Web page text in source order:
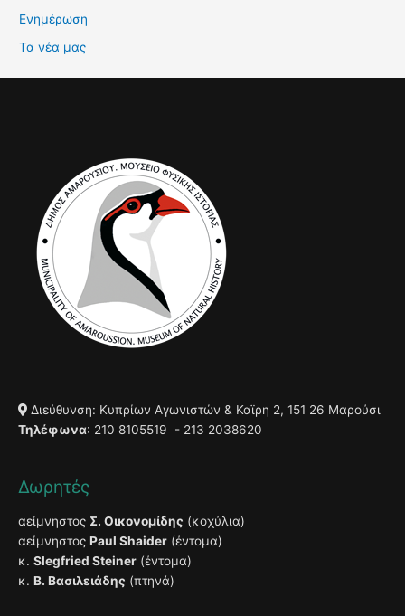
Ενημέρωση
Τα νέα μας
Διεύθυνση: Κυπρίων Αγωνιστών & Καϊρη 2, 151 26 Μαρούσι
Τηλέφωνα: 210 8105519 - 213 2038620
Δωρητές
αείμνηστος Σ. Οικονομίδης (κοχύλια)
αείμνηστος Paul Shaider (έντομα)
κ. Slegfried Steiner (έντομα)
κ. Β. Βασιλειάδης (πτηνά)